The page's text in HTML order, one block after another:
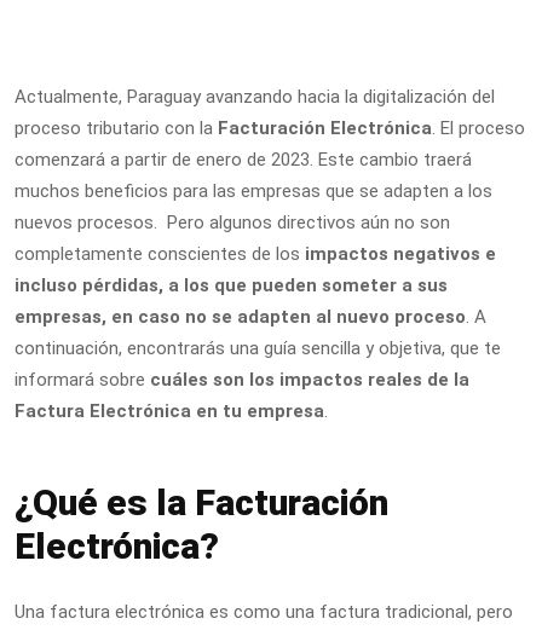
Actualmente, Paraguay avanzando hacia la digitalización del
proceso tributario con la Facturación Electrónica. El proceso
comenzará a partir de enero de 2023. Este cambio traerá
muchos beneficios para las empresas que se adapten a los
nuevos procesos. Pero algunos directivos aún no son
completamente conscientes de los impactos negativos e
incluso pérdidas, a los que pueden someter a sus
empresas, en caso no se adapten al nuevo proceso. A
continuación, encontrarás una guía sencilla y objetiva, que te
informará sobre cuáles son los impactos reales de la
Factura Electrónica en tu empresa.
¿Qué es la Facturación
Electrónica?
Una factura electrónica es como una factura tradicional, pero